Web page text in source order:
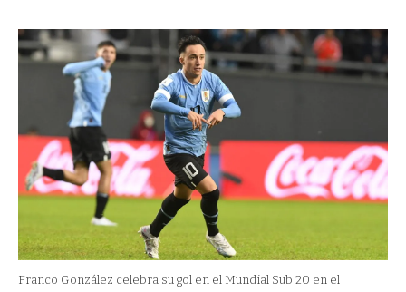
Franco González celebra su gol en el Mundial Sub 20 en el